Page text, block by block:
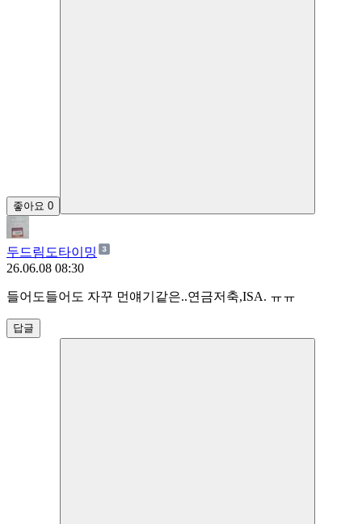
좋아요 0
두드림도타이밍
26.06.08 08:30
들어도들어도 자꾸 먼얘기같은..연금저축,ISA. ㅠㅠ
답글